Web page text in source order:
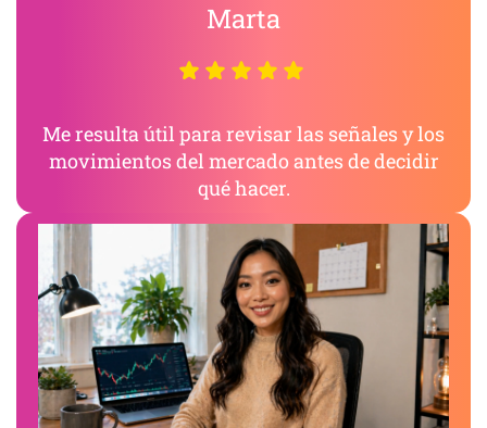
Marta
Me resulta útil para revisar las señales y los
movimientos del mercado antes de decidir
qué hacer.